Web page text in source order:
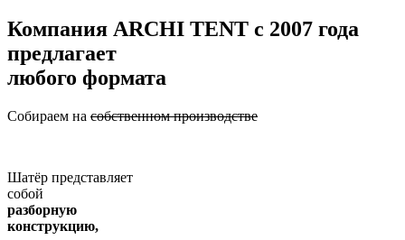
Компания ARCHI TENT с 2007 года
предлагает
любого формата
Собираем на собственном производстве
Шатёр представляет
собой
разборную
конструкцию,